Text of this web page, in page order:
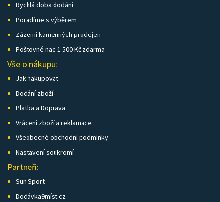
Rychlá doba dodání
Poradíme s výběrem
Zázemí kamenných prodejen
Poštovné nad 1 500 Kč zdarma
Vše o nákupu:
Jak nakupovat
Dodání zboží
Platba a Doprava
Vrácení zboží a reklamace
Všeobecné obchodní podmínky
Nastavení soukromí
Partneři:
Sun Sport
Dodávka9míst.cz